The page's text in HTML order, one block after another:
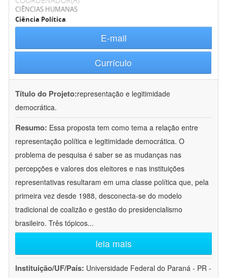
CIÊNCIAS HUMANAS
Ciência Política
E-mail
Currículo
Título do Projeto:representação e legitimidade
democrática.
Resumo: Essa proposta tem como tema a relação entre
representação política e legitimidade democrática. O
problema de pesquisa é saber se as mudanças nas
percepções e valores dos eleitores e nas instituições
representativas resultaram em uma classe política que, pela
primeira vez desde 1988, desconecta-se do modelo
tradicional de coalizão e gestão do presidencialismo
brasileiro. Três tópicos...
leia mais
Instituição/UF/País: Universidade Federal do Paraná - PR -